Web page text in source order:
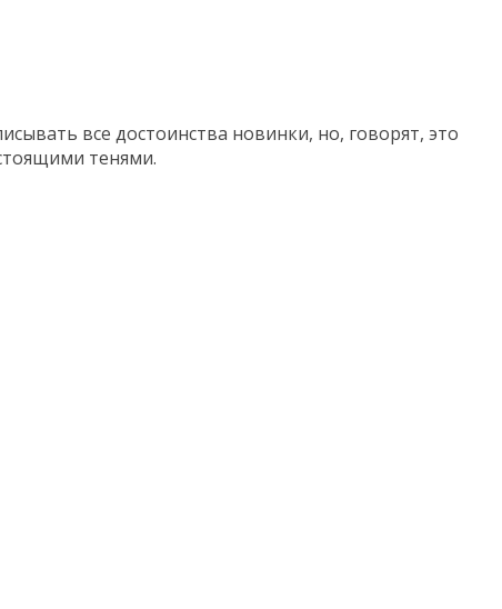
все достоинства новинки, но, говорят, это
тенями.